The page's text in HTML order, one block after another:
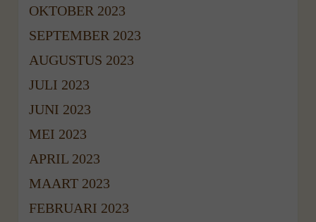
OKTOBER 2023
SEPTEMBER 2023
AUGUSTUS 2023
JULI 2023
JUNI 2023
MEI 2023
APRIL 2023
MAART 2023
FEBRUARI 2023